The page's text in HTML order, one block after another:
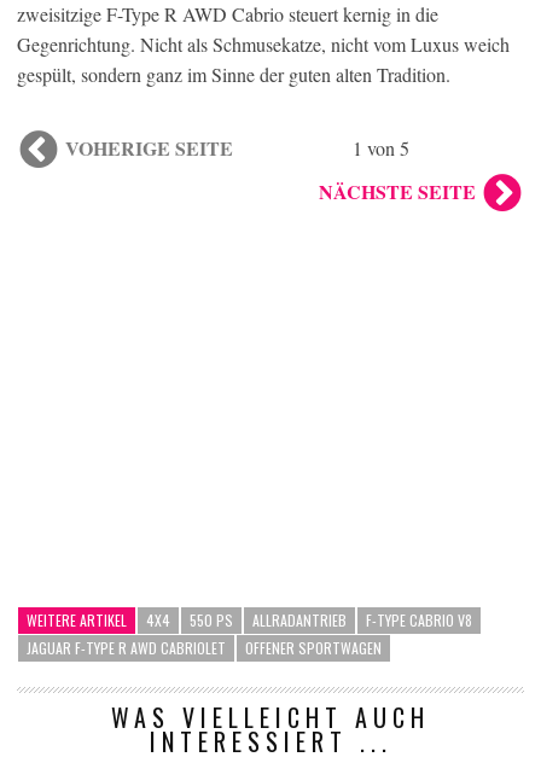
zweisitzige F-Type R AWD Cabrio steuert kernig in die
Gegenrichtung. Nicht als Schmusekatze, nicht vom Luxus weich
gespült, sondern ganz im Sinne der guten alten Tradition.
VOHERIGE SEITE 1 von 5
NÄCHSTE SEITE
WEITERE ARTIKEL 4X4 550 PS ALLRADANTRIEB
F-TYPE CABRIO V8
JAGUAR F-TYPE R AWD CABRIOLET
OFFENER SPORTWAGEN
WAS VIELLEICHT AUCH
INTERESSIERT ...